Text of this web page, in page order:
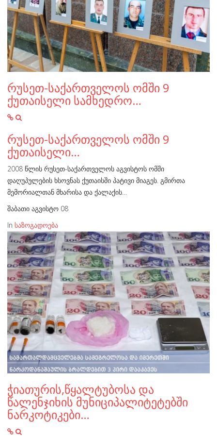
რუსეთ-საქართველოს ომში 9
ქუთაისელი სამხედრო…
რუსეთ-საქართველოს ომში 9
ქუთაისელი…
2008 წლის რუსეთ-საქართველოს აგვისტოს ომში
დაღუპულების ხსოვნას ქუთაისში პატივი მიაგეს. გმირთა
მემორიალთან მხარისა და ქალაქის…
შაბათი აგვისტო 08
In საზოგადოება
ჭიათურის,წყალტუბოსა და
წალენჯიხის მუნიციპალიტეტებში
ნარკოტიკები…